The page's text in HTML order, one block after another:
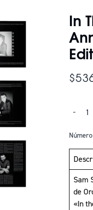
In
Cantidad
-
Sam
de
«In